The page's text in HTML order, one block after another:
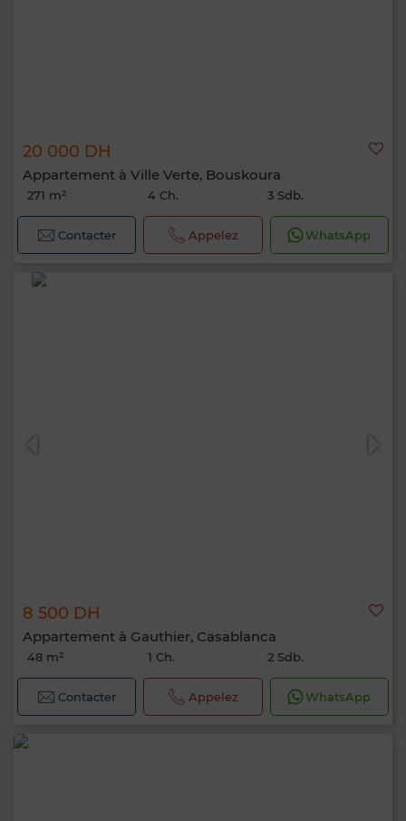
20 000 DH
Appartement à Ville Verte, Bouskoura
271 m² 4 Ch. 3 Sdb.
Contacter Appelez WhatsApp
8 500 DH
Appartement à Gauthier, Casablanca
48 m² 1 Ch. 2 Sdb.
Contacter Appelez WhatsApp